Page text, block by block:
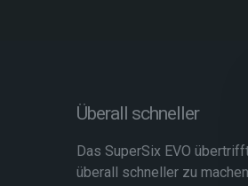
Überall schneller
Das SuperSix EVO
überall schneller zu